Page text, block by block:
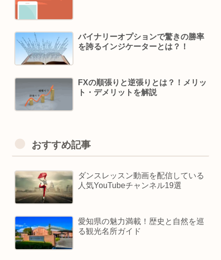
バイナリーオプションで驚きの勝率
を誇るインジケーターとは？！
FXの順張りと逆張りとは？！メリッ
ト・デメリットを解説
おすすめ記事
ダンスレッスン動画を配信している
人気YouTubeチャンネル19選
愛知県の魅力満載！歴史と自然を巡
る観光名所ガイド